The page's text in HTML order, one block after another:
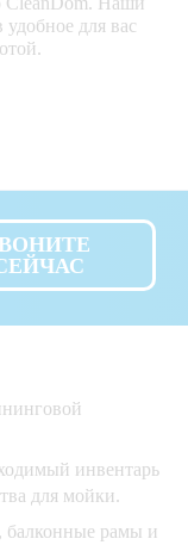
для вас
инвентарь
для мойки.
балконные рамы и